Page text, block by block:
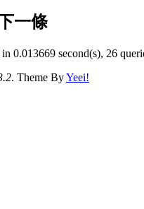
in 0.013669 second(s), 26
. Theme ByYeei!